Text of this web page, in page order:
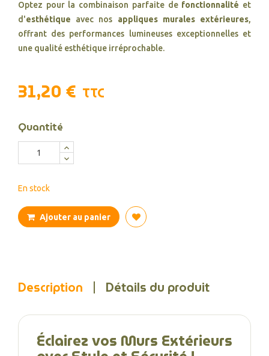
Optez pour la combinaison parfaite de fonctionnalité et
d'esthétique avec nos appliques murales extérieures,
offrant des performances lumineuses exceptionnelles et
une qualité esthétique irréprochable.
31,20 € TTC
Quantité
En stock
Ajouter au panier
Description Détails du produit
Éclairez vos Murs Extérieurs